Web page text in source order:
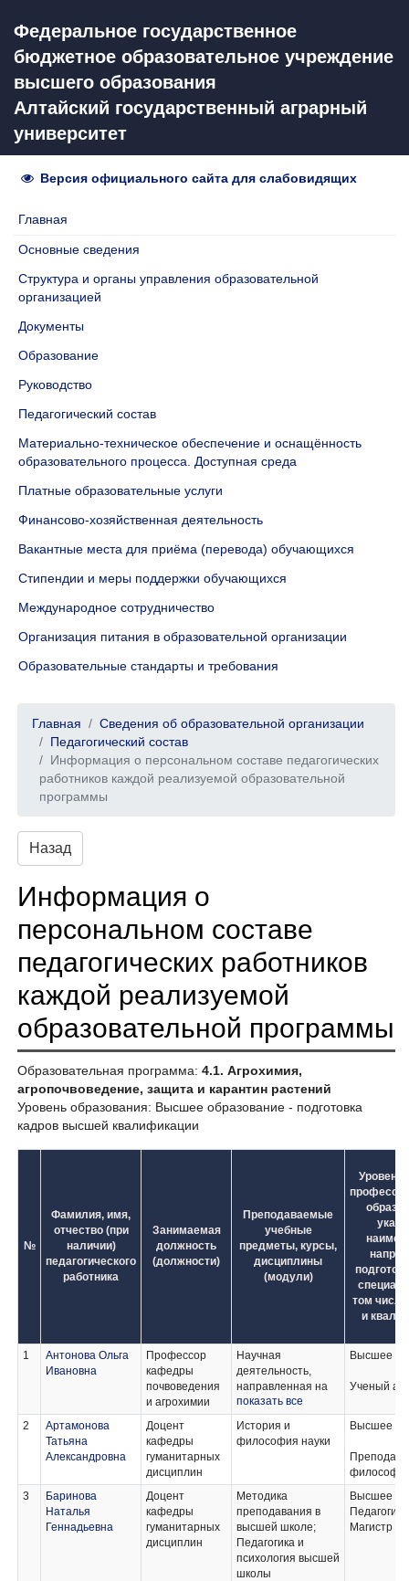
Федеральное государственное
бюджетное образовательное учреждение
высшего образования
Алтайский государственный аграрный
университет
Версия официального сайта для слабовидящих
Главная
Основные сведения
Структура и органы управления образовательной
организацией
Документы
Образование
Руководство
Педагогический состав
Материально-техническое обеспечение и оснащённость
образовательного процесса. Доступная среда
Платные образовательные услуги
Финансово-хозяйственная деятельность
Вакантные места для приёма (перевода) обучающихся
Стипендии и меры поддержки обучающихся
Международное сотрудничество
Организация питания в образовательной организации
Образовательные стандарты и требования
Главная
Сведения об образовательной организации
Педагогический состав
Информация о персональном составе педагогических
работников каждой реализуемой образовательной
программы
Назад
Информация о
персональном составе
педагогических работников
каждой реализуемой
образовательной программы
Образовательная программа: 4.1. Агрохимия,
агропочвоведение, защита и карантин растений
Уровень образования: Высшее образование - подготовка
кадров высшей квалификации
№
Фамилия, имя,
отчество (при
наличии)
педагогического
работника
Занимаемая
должность
(должности)
Преподаваемые
учебные
предметы, курсы,
дисциплины
(модули)
Уровень
том
и
1
Антонова Ольга
Ивановна
Профессор
кафедры
почвоведения
и агрохимии
Научная
деятельность,
направленная на
подготовку
диссертации на
соискание ученой
степени кандидата
публикаций по
основным научным
результатам
диссертации;
Агрохимия,
агропочвоведение,
показать все
Высшее
Ученый
2
Артамонова
Татьяна
Александровна
Доцент
кафедры
гуманитарных
дисциплин
История и
философия науки
Высшее
3
Баринова
Наталья
Геннадьевна
Доцент
кафедры
гуманитарных
дисциплин
Методика
преподавания в
высшей школе;
Педагогика и
психология высшей
школы
Высшее
Педагогика
Магистр